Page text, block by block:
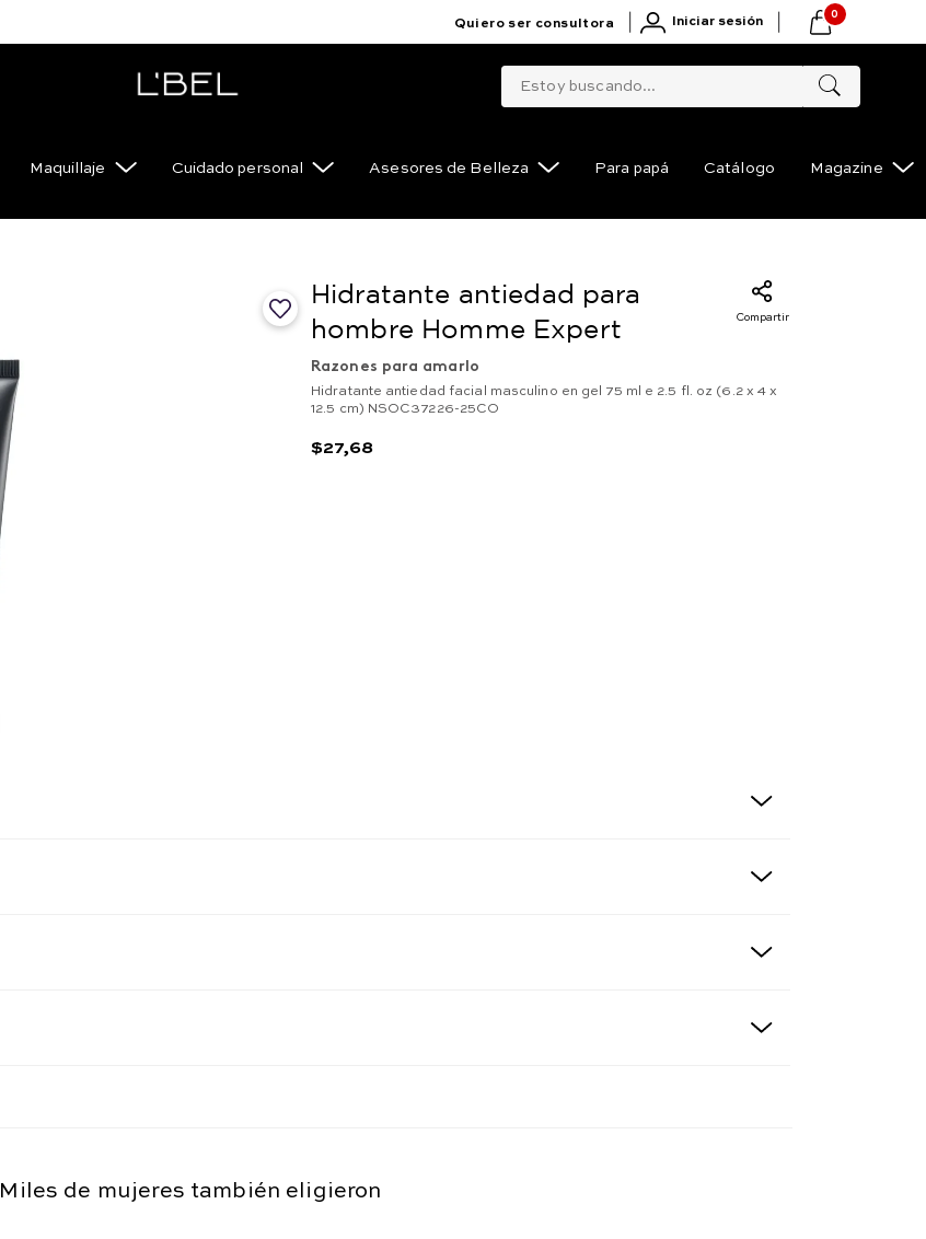
Quiero ser consultora Iniciar sesión
0
Estoy buscando...
Maquillaje Cuidado personal Asesores de Belleza Para papá Catálogo Magazine
Hidratante antiedad para
hombre Homme Expert
Compartir
Razones para amarlo
Hidratante antiedad facial masculino en gel 75 ml e 2.5 fl. oz (6.2 x 4 x
12.5 cm) NSOC37226-25CO
$27,68
Miles de mujeres también eligieron